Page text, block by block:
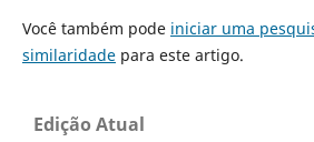
Você também pode iniciar uma
similaridadepara este artigo.
Edição Atual